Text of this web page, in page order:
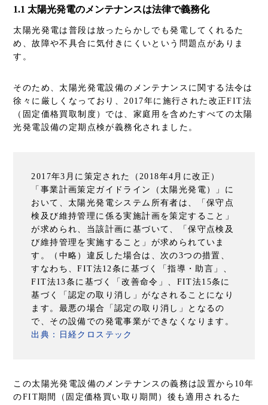
1.1 太陽光発電のメンテナンスは法律で義務化
太陽光発電は普段は放ったらかしでも発電してくれるた
め、故障や不具合に気付きにくいという問題点がありま
す。
そのため、太陽光発電設備のメンテナンスに関する法令は
徐々に厳しくなっており、2017年に施行された改正FIT法
（ 固定価格買取制度） では、家庭用を含めたすべての太陽
光発電設備の定期点検が義務化されました。
2017年3月に策定された（2018年4月に改正）
「事業計画策定ガイドライン（太陽光発電）」に
おいて、太陽光発電システム所有者は、「保守点
検及び維持管理に係る実施計画を策定すること」
が求められ、当該計画に基づいて、「保守点検及
び維持管理を実施すること」が求められていま
す。（中略）違反した場合は、次の3つの措置、
すなわち、FIT法12条に基づく「指導・助言」、
FIT法13条に基づく「改善命令」、FIT法15条に
基づく「認定の取り消し」がなされることになり
ます。最悪の場合「認定の取り消し」となるの
で、その設備での発電事業ができなくなります。
出典：日経クロステック
この太陽光発電設備のメンテナンスの義務は設置から10年
のFIT期間（固定価格買い取り期間）後も適用されるた